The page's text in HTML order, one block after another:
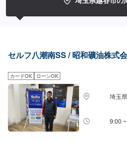
車販売・買取・オークション代行
セルフ八潮南SS / 昭和礦油株式
カードOK ローンOK
埼玉
9:00